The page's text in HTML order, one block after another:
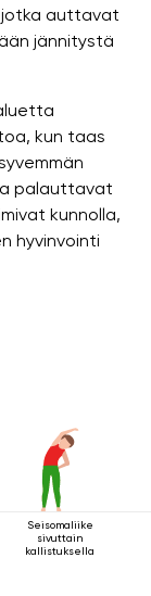
jotka auttavat
jännitystä
kun taas
palauttavat
kunnolla,
hyvinvointi
Seisomaliike
sivuttain
kallistuksella